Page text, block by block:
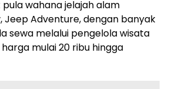
wahana jelajah alam
Jeep Adventure, dengan banyak
sewa melalui pengelola wisata
mulai 20 ribu hingga